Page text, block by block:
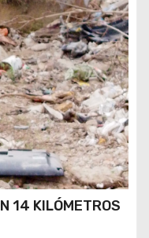
14 KILÓMETROS